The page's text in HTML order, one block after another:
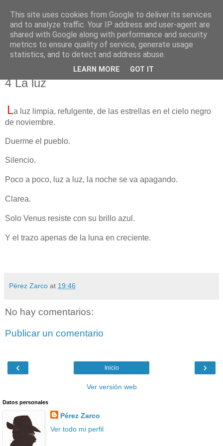
El pisapapeles de Karlsbad
Páginas de un escritor rural
martes, 11 de octubre de 2022
4 La luz
La luz limpia, refulgente, de las estrellas en el cielo negro
de noviembre.
Duerme el pueblo.
Silencio.
Poco a poco, luz a luz, la noche se va apagando.
Clarea.
Solo Venus resiste con su brillo azul.
Y el trazo apenas de la luna en creciente.
Pérez Zarco at 19:46
No hay comentarios:
Publicar un comentario
‹ ›
Inicio
Ver versión web
Datos personales
Pérez Zarco
Ver todo mi perfil
This site uses cookies from Google to deliver its services
and to analyze traffic. Your IP address and user-agent are
shared with Google along with performance and security
metrics to ensure quality of service, generate usage
statistics, and to detect and address abuse.
LEARN MORE GOT IT